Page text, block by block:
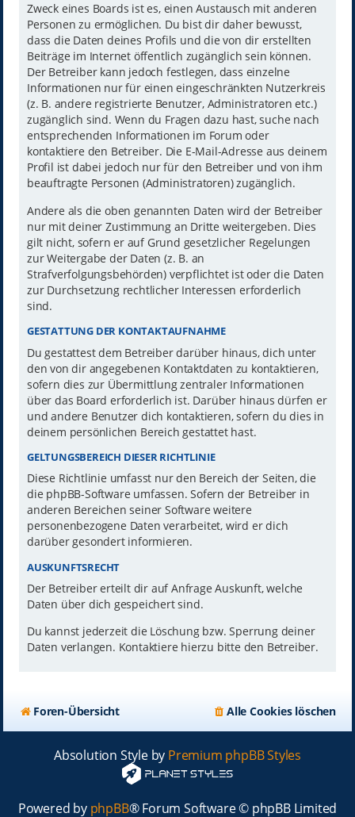
Zweck eines Boards ist es, einen Austausch mit anderen
Personen zu ermöglichen. Du bist dir daher bewusst,
dass die Daten deines Profils und die von dir erstellten
Beiträge im Internet öffentlich zugänglich sein können.
Der Betreiber kann jedoch festlegen, dass einzelne
Informationen nur für einen eingeschränkten Nutzerkreis
(z. B. andere registrierte Benutzer, Administratoren etc.)
zugänglich sind. Wenn du Fragen dazu hast, suche nach
entsprechenden Informationen im Forum oder
kontaktiere den Betreiber. Die E-Mail-Adresse aus deinem
Profil ist dabei jedoch nur für den Betreiber und von ihm
beauftragte Personen (Administratoren) zugänglich.
Andere als die oben genannten Daten wird der Betreiber
nur mit deiner Zustimmung an Dritte weitergeben. Dies
gilt nicht, sofern er auf Grund gesetzlicher Regelungen
zur Weitergabe der Daten (z. B. an
Strafverfolgungsbehörden) verpflichtet ist oder die Daten
zur Durchsetzung rechtlicher Interessen erforderlich
sind.
GESTATTUNG DER KONTAKTAUFNAHME
Du gestattest dem Betreiber darüber hinaus, dich unter
den von dir angegebenen Kontaktdaten zu kontaktieren,
sofern dies zur Übermittlung zentraler Informationen
über das Board erforderlich ist. Darüber hinaus dürfen er
und andere Benutzer dich kontaktieren, sofern du dies in
deinem persönlichen Bereich gestattet hast.
GELTUNGSBEREICH DIESER RICHTLINIE
Diese Richtlinie umfasst nur den Bereich der Seiten, die
die phpBB-Software umfassen. Sofern der Betreiber in
anderen Bereichen seiner Software weitere
personenbezogene Daten verarbeitet, wird er dich
darüber gesondert informieren.
AUSKUNFTSRECHT
Der Betreiber erteilt dir auf Anfrage Auskunft, welche
Daten über dich gespeichert sind.
Du kannst jederzeit die Löschung bzw. Sperrung deiner
Daten verlangen. Kontaktiere hierzu bitte den Betreiber.
Foren-Übersicht Alle Cookies löschen
Absolution Style by Premium phpBB Styles
Powered by phpBB® Forum Software © phpBB Limited